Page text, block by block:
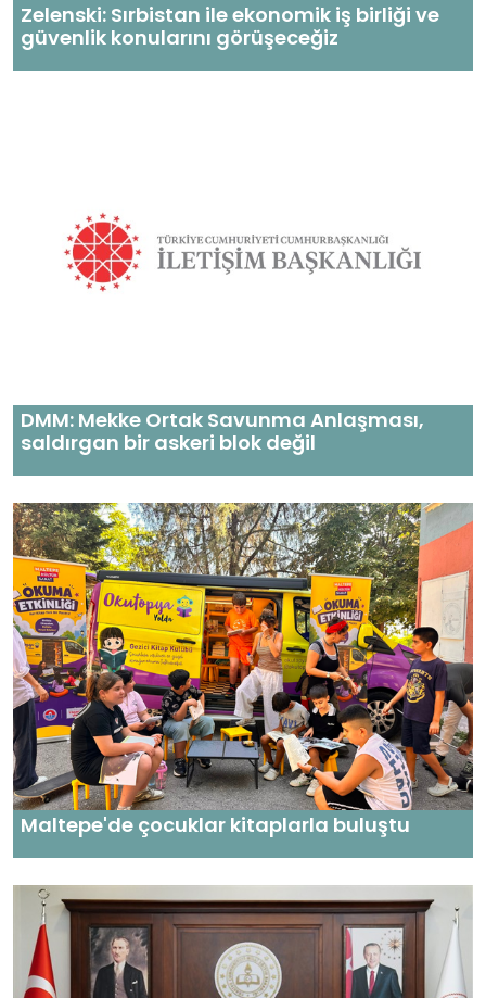
Zelenski: Sırbistan ile ekonomik iş birliği ve
güvenlik konularını görüşeceğiz
DMM: Mekke Ortak Savunma Anlaşması,
saldırgan bir askeri blok değil
Maltepe'de çocuklar kitaplarla buluştu